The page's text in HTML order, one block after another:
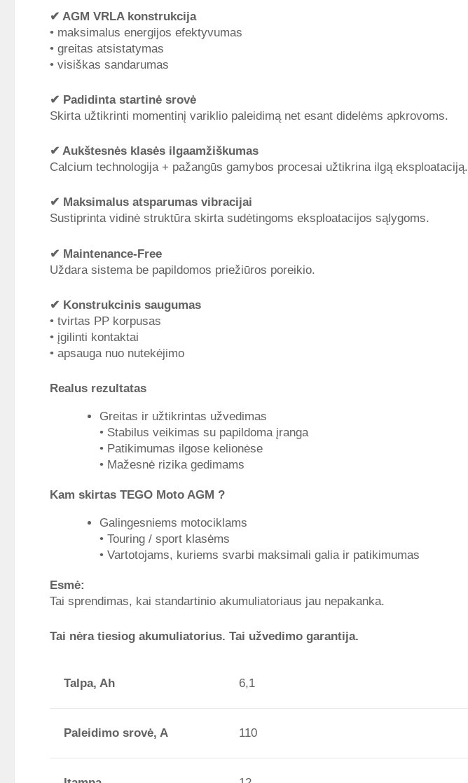
✔ AGM VRLA konstrukcija
• maksimalus energijos efektyvumas
• greitas atsistatymas
• visiškas sandarumas
✔ Padidinta startinė srovė
Skirta užtikrinti momentinį variklio paleidimą net esant didelėms apkrovoms.
✔ Aukštesnės klasės ilgaamžiškumas
Calcium technologija + pažangūs gamybos procesai užtikrina ilgą eksploataciją.
✔ Maksimalus atsparumas vibracijai
Sustiprinta vidinė struktūra skirta sudėtingoms eksploatacijos sąlygoms.
✔ Maintenance-Free
Uždara sistema be papildomos priežiūros poreikio.
✔ Konstrukcinis saugumas
• tvirtas PP korpusas
• įgilinti kontaktai
• apsauga nuo nutekėjimo
Realus rezultatas
Greitas ir užtikrintas užvedimas
• Stabilus veikimas su papildoma įranga
• Patikimumas ilgose kelionėse
• Mažesnė rizika gedimams
Kam skirtas TEGO Moto AGM ?
Galingesniems motociklams
• Touring / sport klasėms
• Vartotojams, kuriems svarbi maksimali galia ir patikimumas
Esmė:
Tai sprendimas, kai standartinio akumuliatoriaus jau nepakanka.
Tai nėra tiesiog akumuliatorius. Tai užvedimo garantija.
Talpa, Ah 6,1
Paleidimo srovė, A 110